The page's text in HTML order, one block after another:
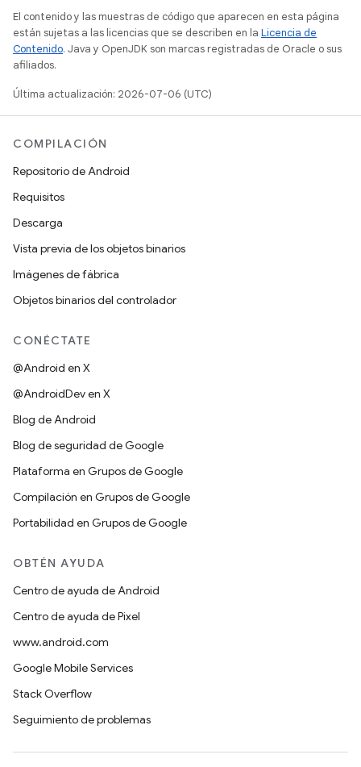
El contenido y las muestras de código que aparecen en esta página
están sujetas a las licencias que se describen en la Licencia de
Contenido. Java y OpenJDK son marcas registradas de Oracle o sus
afiliados.
Última actualización: 2026-07-06 (UTC)
COMPILACIÓN
Repositorio de Android
Requisitos
Descarga
Vista previa de los objetos binarios
Imágenes de fábrica
Objetos binarios del controlador
CONÉCTATE
@Android en X
@AndroidDev en X
Blog de Android
Blog de seguridad de Google
Plataforma en Grupos de Google
Compilación en Grupos de Google
Portabilidad en Grupos de Google
OBTÉN AYUDA
Centro de ayuda de Android
Centro de ayuda de Pixel
www.android.com
Google Mobile Services
Stack Overflow
Seguimiento de problemas